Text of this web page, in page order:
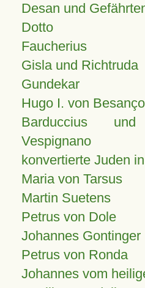
Desan und
Dotto
Faucherius
Gisla und Richtruda
Gundekar
Hugo I. von
Barduccius
Vespignano
konvertierte Juden
Maria von Tarsus
Martin Suetens
Petrus von Dole
Johannes Gontinger
Petrus von Ronda
Johannes vom